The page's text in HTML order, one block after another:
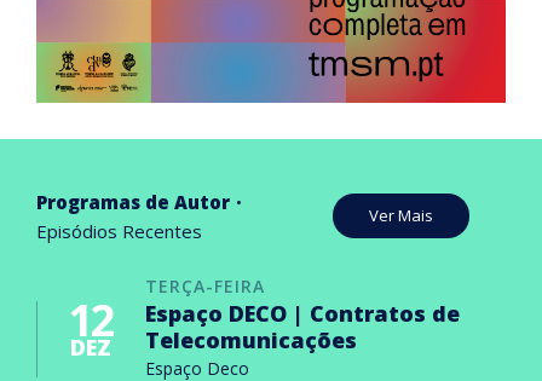
Programas de Autor
Episódios Recentes
Ver Mais
TERÇA-FEIRA
12
DEZ
Espaço DECO | Contratos de
Telecomunicações
Espaço Deco